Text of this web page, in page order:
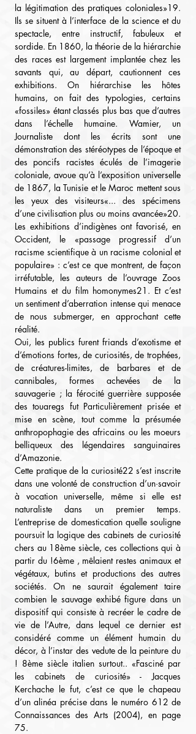
la légitimation des pratiques coloniales»19.
Ils se situent à l’interface de la science et du
spectacle, entre instructif, fabuleux et
sordide. En 1860, la théorie de la hiérarchie
des races est largement implantée chez les
savants qui, au départ, cautionnent ces
exhibitions. On hiérarchise les hôtes
humains, on fait des typologies, certains
«fossiles» étant classés plus bas que d’autres
dans l’échelle humaine. Wamier, un
Journaliste dont les écrits sont une
démonstration des stéréotypes de l’époque et
des poncifs racistes éculés de l’imagerie
coloniale, avoue qu’à l’exposition universelle
de 1867, la Tunisie et le Maroc mettent sous
les yeux des visiteurs«... des spécimens
d’une civilisation plus ou moins avancée»20.
Les exhibitions d’indigènes ont favorisé, en
Occident, le «passage progressif d’un
racisme scientifique à un racisme colonial et
populaire» : c’est ce que montrent, de façon
irréfutable, les auteurs de l’ouvrage Zoos
Humains et du film homonymes21. Et c’est
un sentiment d’aberration intense qui menace
de nous submerger, en approchant cette
réalité.
Oui, les publics furent friands d’exotisme et
d’émotions fortes, de curiosités, de trophées,
de créatures-limites, de barbares et de
cannibales, formes achevées de la
sauvagerie ; la férocité guerrière supposée
des touaregs fut Particulièrement prisée et
mise en scène, tout comme la présumée
anthropophagie des africains ou les moeurs
belliqueux des légendaires sanguinaires
d’Amazonie.
Cette pratique de la curiosité22 s’est inscrite
dans une volonté de construction d’un·savoir
à vocation universelle, même si elle est
naturaliste dans un premier temps.
L’entreprise de domestication quelle souligne
poursuit la logique des cabinets de curiosité
chers au 18ème siècle, ces collections qui à
partir du !6ème , mêlaient restes animaux et
végétaux, butins et productions des autres
sociétés. On ne saurait également taire
combien le sauvage exhibé figure dans un
dispositif qui consiste à recréer le cadre de
vie de l’Autre, dans lequel ce dernier est
considéré comme un élément humain du
décor, à l’instar des vedute de la peinture du
! 8ème siècle italien surtout.. «Fasciné par
les cabinets de curiosité» - Jacques
Kerchache le fut, c’est ce que le chapeau
d’un alinéa précise dans le numéro 612 de
Connaissances des Arts (2004), en page
75.